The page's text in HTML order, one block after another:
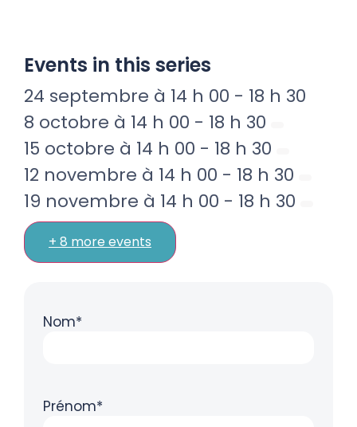
Events in this series
24 septembre à 14 h 00 - 18 h 30
8 octobre à 14 h 00 - 18 h 30
15 octobre à 14 h 00 - 18 h 30
12 novembre à 14 h 00 - 18 h 30
19 novembre à 14 h 00 - 18 h 30
+ 8 more events
Nom*
Prénom*